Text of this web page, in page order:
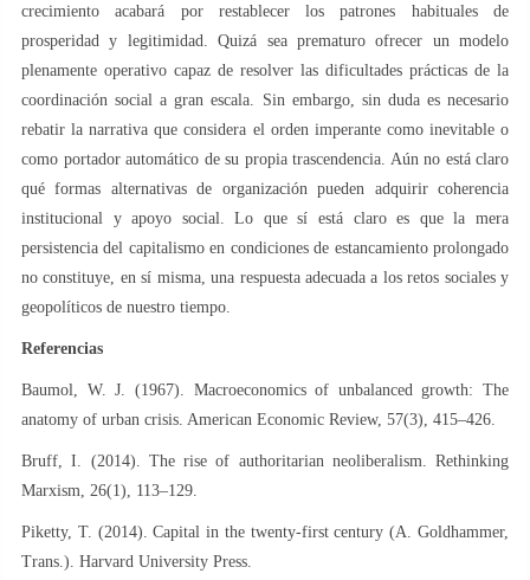
crecimiento acabará por restablecer los patrones habituales de
prosperidad y legitimidad. Quizá sea prematuro ofrecer un modelo
plenamente operativo capaz de resolver las dificultades prácticas de la
coordinación social a gran escala. Sin embargo, sin duda es necesario
rebatir la narrativa que considera el orden imperante como inevitable o
como portador automático de su propia trascendencia. Aún no está claro
qué formas alternativas de organización pueden adquirir coherencia
institucional y apoyo social. Lo que sí está claro es que la mera
persistencia del capitalismo en condiciones de estancamiento prolongado
no constituye, en sí misma, una respuesta adecuada a los retos sociales y
geopolíticos de nuestro tiempo.
Referencias
Baumol, W. J. (1967). Macroeconomics of unbalanced growth: The
anatomy of urban crisis. American Economic Review, 57(3), 415–426.
Bruff, I. (2014). The rise of authoritarian neoliberalism. Rethinking
Marxism, 26(1), 113–129.
Piketty, T. (2014). Capital in the twenty-first century (A. Goldhammer,
Trans.). Harvard University Press.